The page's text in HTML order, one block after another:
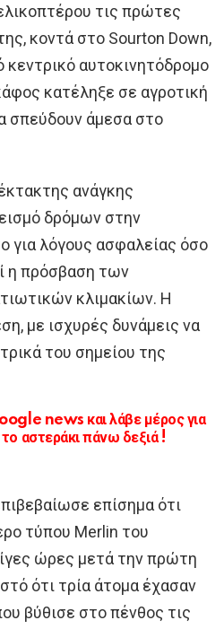
τις πρώτες
κοντά στο Sourton Down,
αυτοκινητόδρομο
κατέληξε σε αγροτική
σπεύδουν άμεσα στο
ανάγκης
δρόμων στην
για λόγους ασφαλείας όσο
η πρόσβαση των
κλιμακίων. Η
με ισχυρές δυνάμεις να
του σημείου της
news και λάβε μέρος για
αστεράκι πάνω δεξιά !
επίσημα ότι
τύπου Merlin του
ώρες μετά την πρώτη
ότι τρία άτομα έχασαν
βύθισε στο πένθος τις